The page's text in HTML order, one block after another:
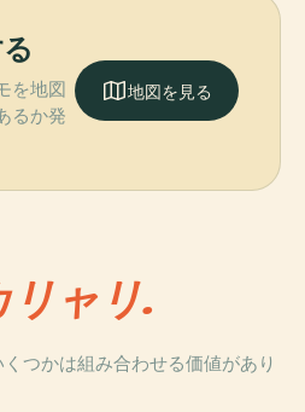
を地図
るか発
地図を見る
リャリ.
つかは組み合わせる価値があり